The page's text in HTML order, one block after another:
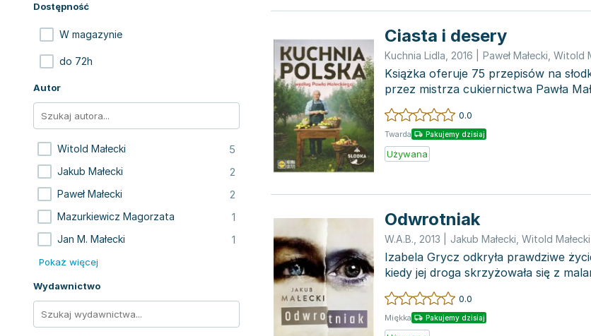
Dostępność
W magazynie
do 72h
Autor
Witold Małecki 5
Jakub Małecki 2
Paweł Małecki 2
Mazurkiewicz Magorzata 1
Jan M. Małecki 1
Pokaż więcej
Wydawnictwo
Ciasta i desery
Kuchnia Lidla 2016 Paweł Małecki Witold
Książka oferuje 75 przepisów na
przez mistrza cukiernictwa Pawła
Są to: K...
0.0
Twarda Pakujemy dzisiaj
Używana
Odwrotniak
W.A.B. 2013 Jakub Małecki Witold Małecki
Izabela Grycz odkryła prawdziwe
kiedy jej droga skrzyżowała się z
ranę...
0.0
Miękka Pakujemy dzisiaj